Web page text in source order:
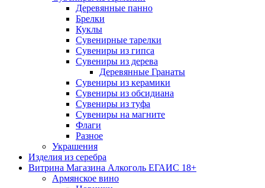
Деревянные панно
Брелки
Куклы
Сувенирные тарелки
Сувениры из гипса
Сувениры из дерева
Деревянные Гранаты
Сувениры из керамики
Сувениры из обсидиана
Сувениры из туфа
Сувениры на магните
Флаги
Разное
Украшения
Изделия из серебра
Витрина Магазина Алкоголь ЕГАИС 18+
Армянское вино